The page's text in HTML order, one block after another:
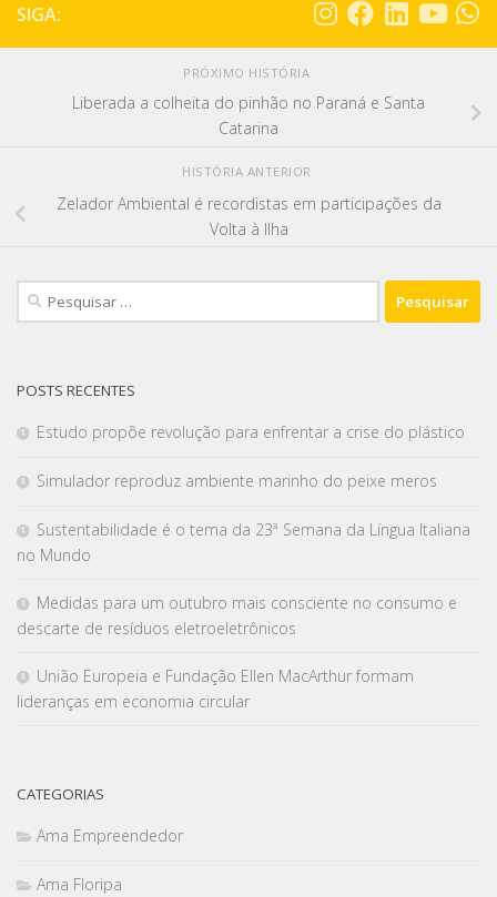
SIGA:
PRÓXIMO HISTÓRIA
Liberada a colheita do pinhão no Paraná e Santa
Catarina
HISTÓRIA ANTERIOR
Zelador Ambiental é recordistas em participações da
Volta à Ilha
POSTS RECENTES
Estudo propõe revolução para enfrentar a crise do plástico
Simulador reproduz ambiente marinho do peixe meros
Sustentabilidade é o tema da 23ª Semana da Língua Italiana
no Mundo
Medidas para um outubro mais consciente no consumo e
descarte de resíduos eletroeletrônicos
União Europeia e Fundação Ellen MacArthur formam
lideranças em economia circular
CATEGORIAS
Ama Empreendedor
Ama Floripa